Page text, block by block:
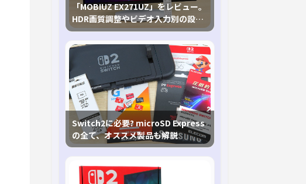
「MOBIUZ EX271UZ」をレビュー。
HDR画質調整やビデオ入力別の設定
が可能な4K有機ELゲーミングモニタ
を徹底検証
Switch2に必要? microSD Express
の全て、オススメ製品も解説